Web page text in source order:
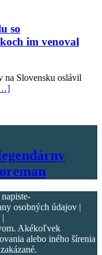
so
im venoval
na Slovensku oslávil
osobných údajov |
Akékoľvek
alebo iného šírenia